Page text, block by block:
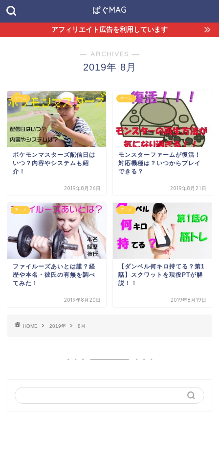
ぱぐMAG
アフィリエイト広告を利用しています
― ARCHIVES ―
2019年 8月
ゲーム
ポケモンマスターズ配信日は
いつ？内容やシステムも紹
介！
2019年8月26日
ゲーム
モンスターファームが復活！
対応機種は？いつからプレイ
できる？
2019年8月21日
アニメ
ファイルーズあいとは誰？経
歴や本名・彼氏の有無を調べ
てみた！
2019年8月20日
アニメ
【ダンベル何キロ持てる？第1
話】スクワットを現役PTが解
説！！
2019年8月19日
HOME 2019年 8月